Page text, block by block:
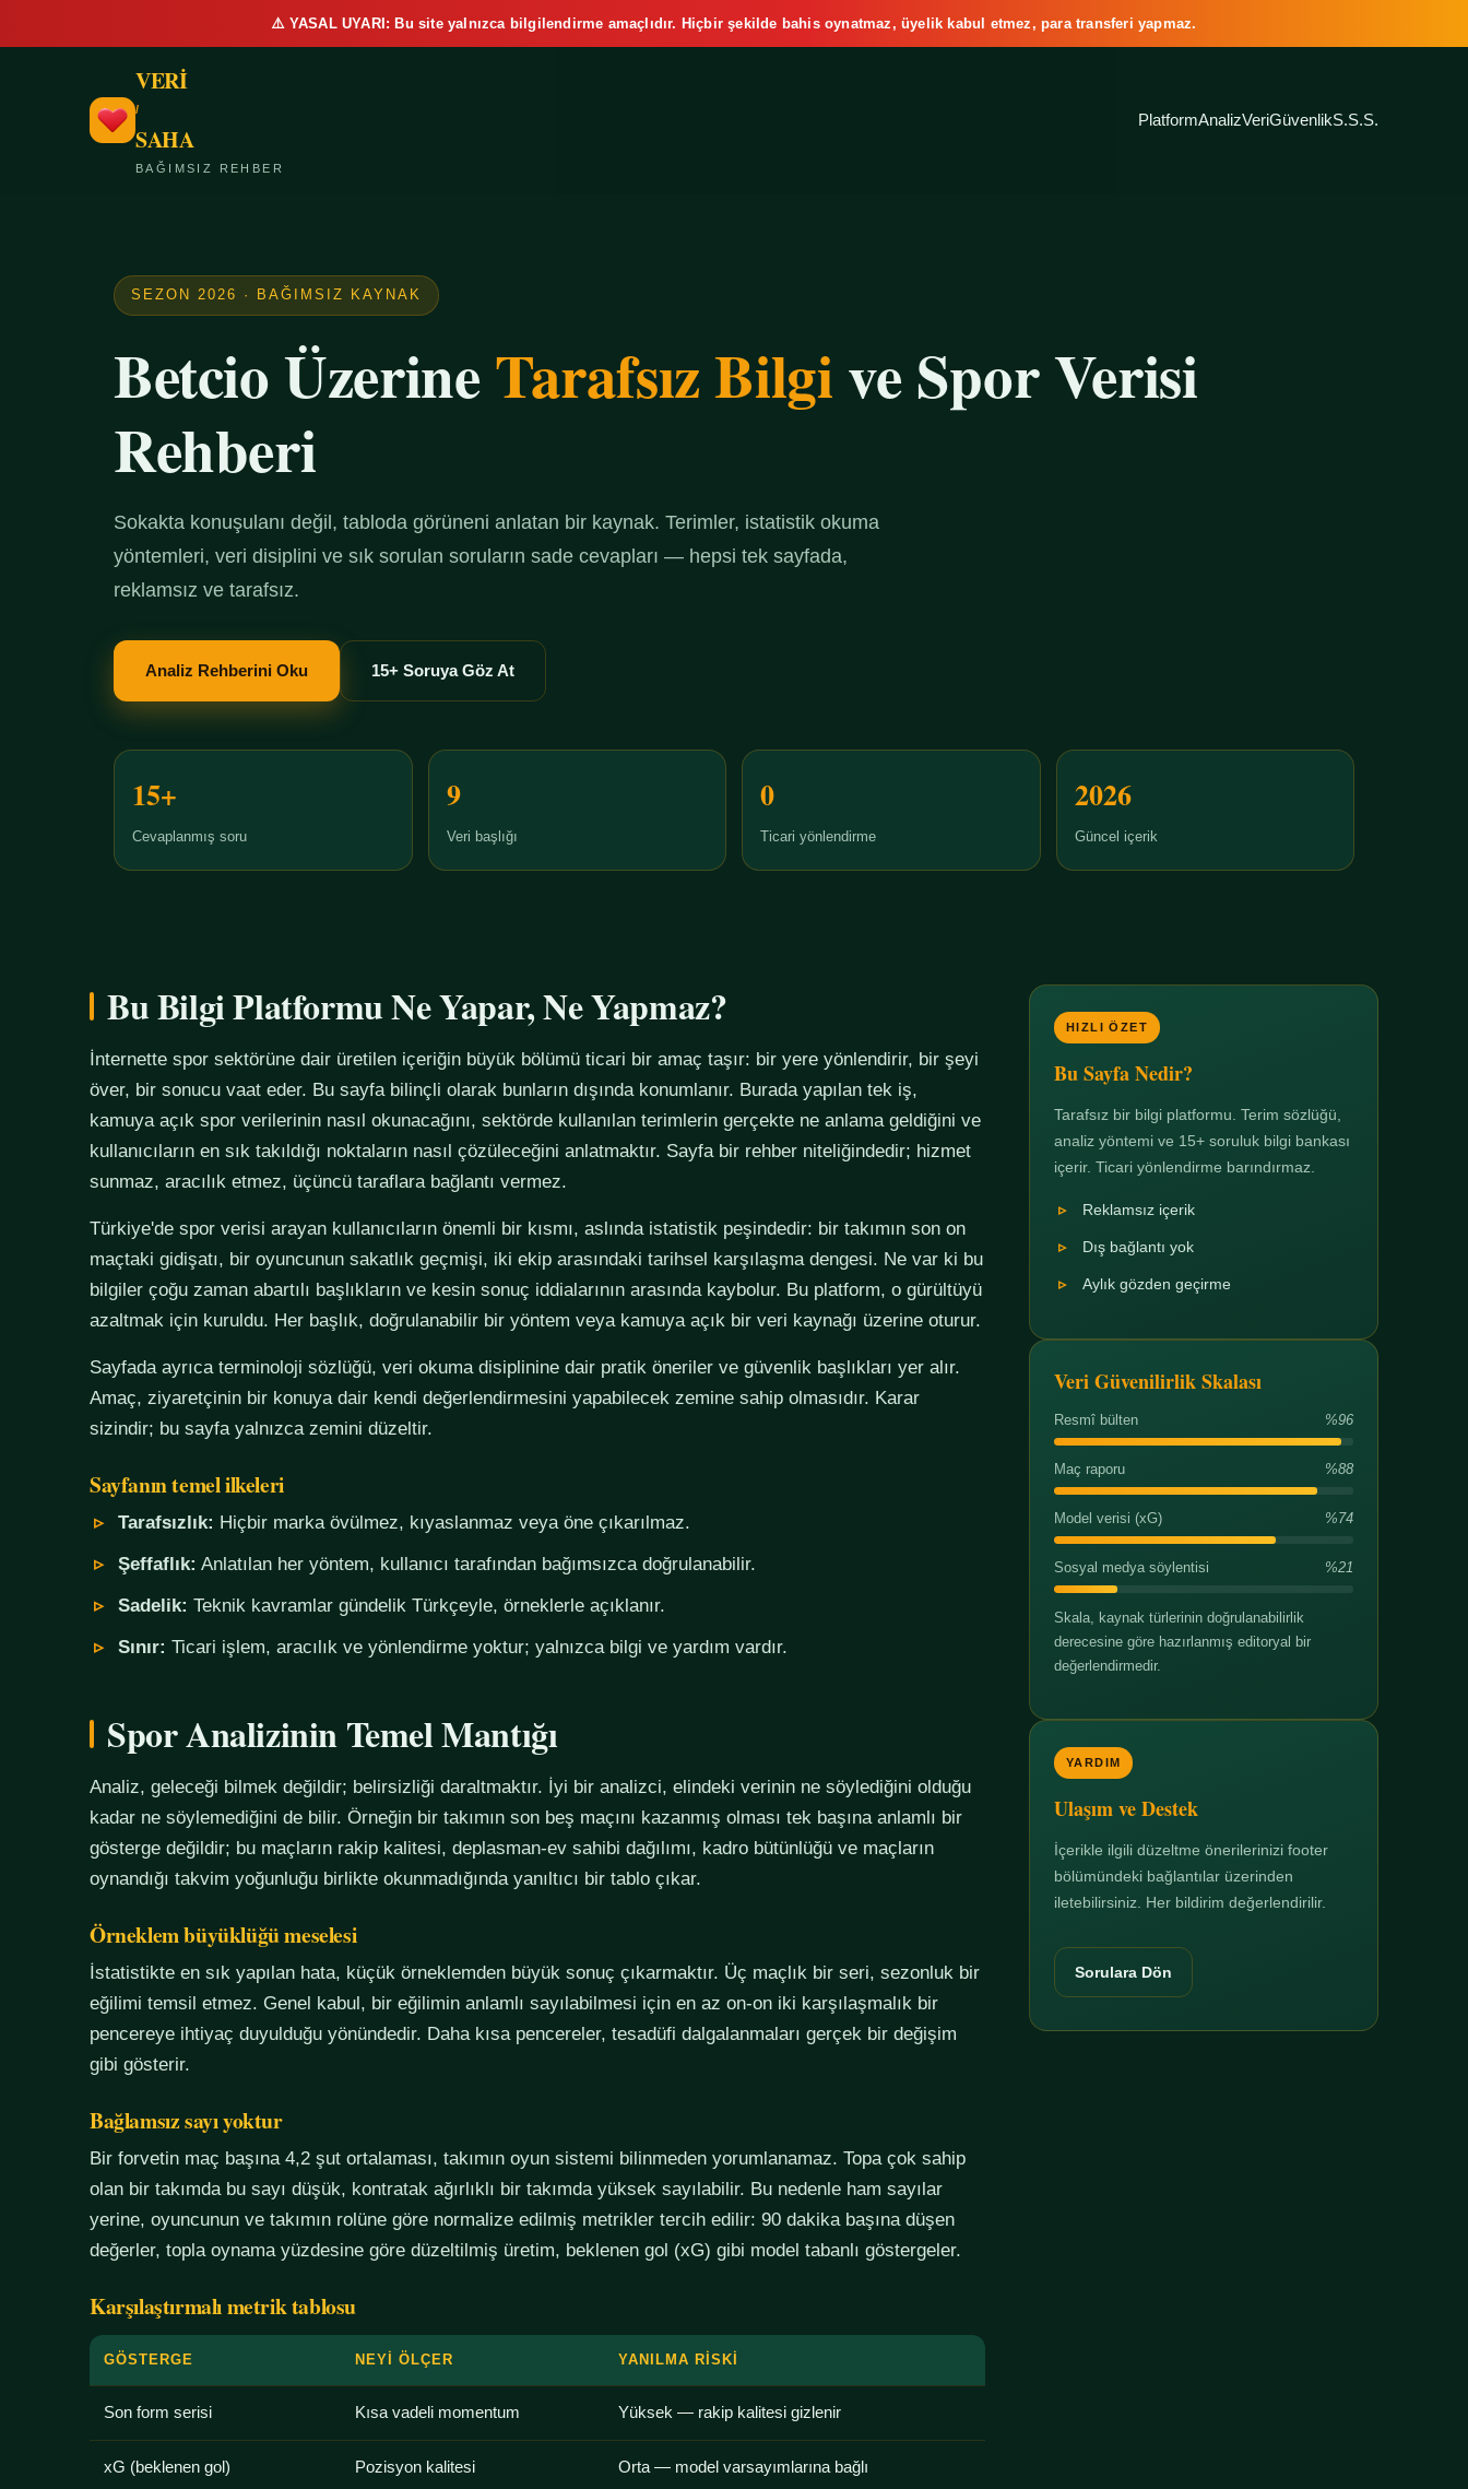
⚠️ YASAL UYARI: Bu site yalnızca bilgilendirme amaçlıdır. Hiçbir şekilde bahis oynatmaz, üyelik kabul etmez, para transferi yapmaz.
VERİ
/
SAHA
BAĞIMSIZ REHBER
PlatformAnalizVeriGüvenlikS.S.S.
SEZON 2026 · BAĞIMSIZ KAYNAK
Betcio ÜzerineTarafsız Bilgive Spor Verisi
Rehberi
Sokakta konuşulanı değil, tabloda görüneni anlatan bir kaynak. Terimler, istatistik okuma
yöntemleri, veri disiplini ve sık sorulan soruların sade cevapları — hepsi tek sayfada,
reklamsız ve tarafsız.
Analiz Rehberini Oku 15+ Soruya Göz At
15+
Cevaplanmış soru
9
Veri başlığı
0
Ticari yönlendirme
2026
Güncel içerik
Bu Bilgi Platformu Ne Yapar, Ne Yapmaz?
İnternette spor sektörüne dair üretilen içeriğin büyük bölümü ticari bir amaç taşır: bir yere yönlendirir, bir şeyi
över, bir sonucu vaat eder. Bu sayfa bilinçli olarak bunların dışında konumlanır. Burada yapılan tek iş,
kamuya açık spor verilerinin nasıl okunacağını, sektörde kullanılan terimlerin gerçekte ne anlama geldiğini ve
kullanıcıların en sık takıldığı noktaların nasıl çözüleceğini anlatmaktır. Sayfa bir rehber niteliğindedir; hizmet
sunmaz, aracılık etmez, üçüncü taraflara bağlantı vermez.
Türkiye'de spor verisi arayan kullanıcıların önemli bir kısmı, aslında istatistik peşindedir: bir takımın son on
maçtaki gidişatı, bir oyuncunun sakatlık geçmişi, iki ekip arasındaki tarihsel karşılaşma dengesi. Ne var ki bu
bilgiler çoğu zaman abartılı başlıkların ve kesin sonuç iddialarının arasında kaybolur. Bu platform, o gürültüyü
azaltmak için kuruldu. Her başlık, doğrulanabilir bir yöntem veya kamuya açık bir veri kaynağı üzerine oturur.
Sayfada ayrıca terminoloji sözlüğü, veri okuma disiplinine dair pratik öneriler ve güvenlik başlıkları yer alır.
Amaç, ziyaretçinin bir konuya dair kendi değerlendirmesini yapabilecek zemine sahip olmasıdır. Karar
sizindir; bu sayfa yalnızca zemini düzeltir.
Sayfanın temel ilkeleri
Tarafsızlık: Hiçbir marka övülmez, kıyaslanmaz veya öne çıkarılmaz.
Şeffaflık: Anlatılan her yöntem, kullanıcı tarafından bağımsızca doğrulanabilir.
Sadelik: Teknik kavramlar gündelik Türkçeyle, örneklerle açıklanır.
Sınır: Ticari işlem, aracılık ve yönlendirme yoktur; yalnızca bilgi ve yardım vardır.
Spor Analizinin Temel Mantığı
Analiz, geleceği bilmek değildir; belirsizliği daraltmaktır. İyi bir analizci, elindeki verinin ne söylediğini olduğu
kadar ne söylemediğini de bilir. Örneğin bir takımın son beş maçını kazanmış olması tek başına anlamlı bir
gösterge değildir; bu maçların rakip kalitesi, deplasman-ev sahibi dağılımı, kadro bütünlüğü ve maçların
oynandığı takvim yoğunluğu birlikte okunmadığında yanıltıcı bir tablo çıkar.
Örneklem büyüklüğü meselesi
İstatistikte en sık yapılan hata, küçük örneklemden büyük sonuç çıkarmaktır. Üç maçlık bir seri, sezonluk bir
eğilimi temsil etmez. Genel kabul, bir eğilimin anlamlı sayılabilmesi için en az on-on iki karşılaşmalık bir
pencereye ihtiyaç duyulduğu yönündedir. Daha kısa pencereler, tesadüfi dalgalanmaları gerçek bir değişim
gibi gösterir.
Bağlamsız sayı yoktur
Bir forvetin maç başına 4,2 şut ortalaması, takımın oyun sistemi bilinmeden yorumlanamaz. Topa çok sahip
olan bir takımda bu sayı düşük, kontratak ağırlıklı bir takımda yüksek sayılabilir. Bu nedenle ham sayılar
yerine, oyuncunun ve takımın rolüne göre normalize edilmiş metrikler tercih edilir: 90 dakika başına düşen
değerler, topla oynama yüzdesine göre düzeltilmiş üretim, beklenen gol (xG) gibi model tabanlı göstergeler.
Karşılaştırmalı metrik tablosu
GÖSTERGE NEYI ÖLÇER YANILMA RISKI
Son form serisi Kısa vadeli momentum Yüksek — rakip kalitesi gizlenir
xG (beklenen gol) Pozisyon kalitesi Orta — model varsayımlarına bağlı
HIZLI ÖZET
Bu Sayfa Nedir?
Tarafsız bir bilgi platformu. Terim sözlüğü,
analiz yöntemi ve 15+ soruluk bilgi bankası
içerir. Ticari yönlendirme barındırmaz.
Reklamsız içerik
Dış bağlantı yok
Aylık gözden geçirme
Veri Güvenilirlik Skalası
Resmî bülten %96
Maç raporu %88
Model verisi (xG) %74
Sosyal medya söylentisi %21
Skala, kaynak türlerinin doğrulanabilirlik
derecesine göre hazırlanmış editoryal bir
değerlendirmedir.
YARDIM
Ulaşım ve Destek
İçerikle ilgili düzeltme önerilerinizi footer
bölümündeki bağlantılar üzerinden
iletebilirsiniz. Her bildirim değerlendirilir.
Sorulara Dön